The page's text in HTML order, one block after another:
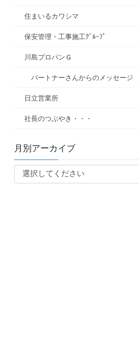
住まいるカワシマ
保安管理・工事施工ｸﾞﾙｰﾌﾟ
川島プロパンＧ
パートナーさんからのメッセージ
日立営業所
社長のつぶやき・・・
月別アーカイブ